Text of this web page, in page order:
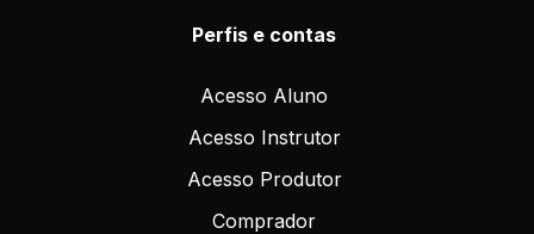
Perfis e contas
Acesso Aluno
Acesso Instrutor
Acesso Produtor
Comprador